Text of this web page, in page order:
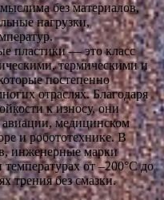
без материалов,
нагрузки,
пластики — это класс
термическими и
постепенно
отраслях. Благодаря
к износу, они
медицинском
и робототехнике. В
инженерные марки
от –200°C до
трения без смазки.